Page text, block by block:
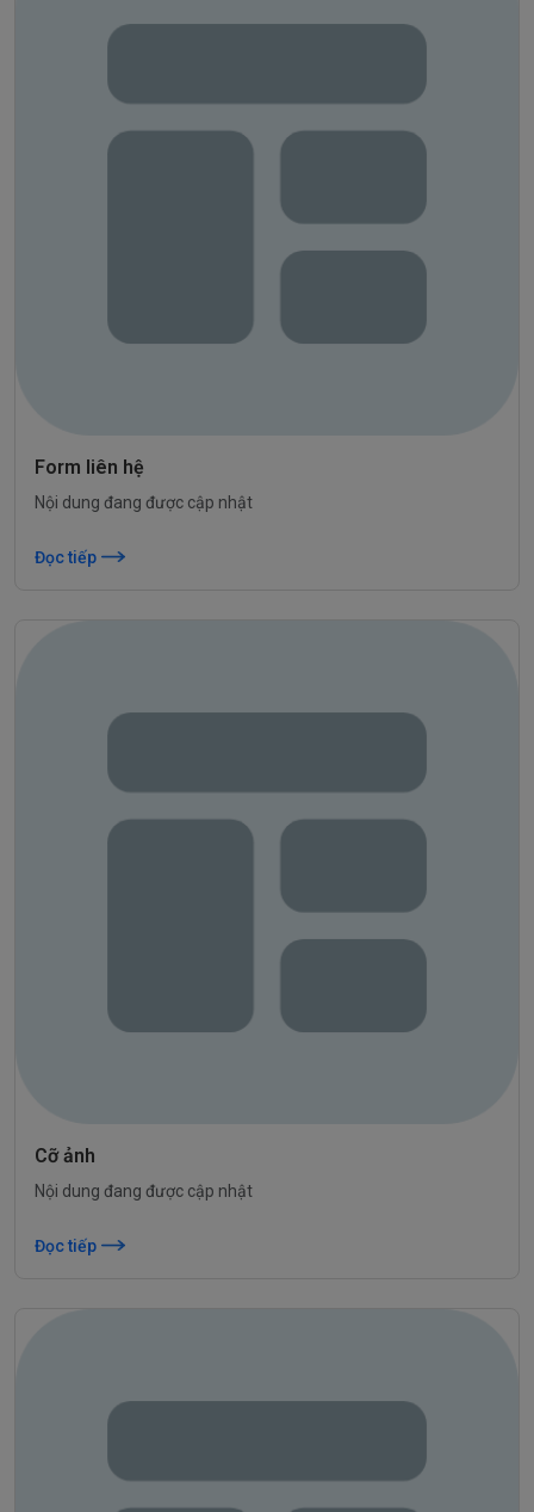
Form liên hệ
Nội dung đang được cập nhật
Đọc tiếp
Cỡ ảnh
Nội dung đang được cập nhật
Đọc tiếp